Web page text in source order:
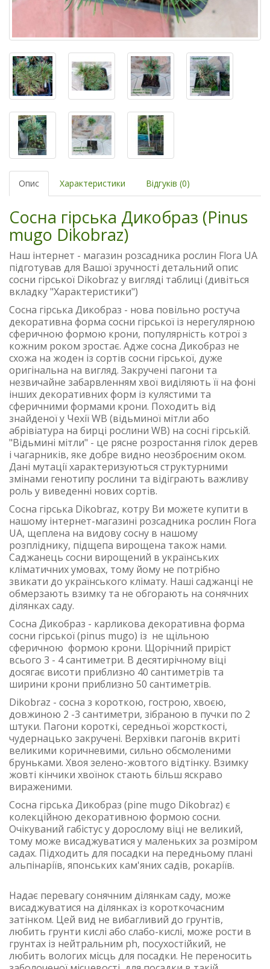
Опис Характеристики Відгуків (0)
Сосна гірська Дикобраз (Pinus
mugo Dikobraz)
Наш інтернет - магазин розсадника рослин Flora UA
підготував для Вашої зручності детальний опис
сосни гірської Dikobraz у вигляді таблиці (дивіться
вкладку "Характеристики")
Сосна гірська Дикобраз - нова повільно ростуча
декоративна форма сосни гірської із нерегулярною
сферичною формою крони, популярність котрої з
кожним роком зростає. Адже сосна Дикобраз не
схожа на жоден із сортів сосни гірської, дуже
оригінальна на вигляд. Закручені пагони та
незвичайне забарвленням хвої виділяють її на фоні
інших декоративних форм із кулястими та
сферичними формами крони. Походить від
знайденої у Чехії WB (відьминої мітли або
абрівіатура на бирці рослини WB) на сосні гірській.
"Відьмині мітли" - це рясне розростання гілок дерев
і чагарників, яке добре видно неозброєним оком.
Дані мутації характеризуються структурними
змінами генотипу рослини та відіграють важливу
роль у виведенні нових сортів.
Сосна гірська Dikobraz, котру Ви можете купити в
нашому інтернет-магазині розсадника рослин Flora
UA, щеплена на видову сосну в нашому
розпліднику, підщепа вирощена також нами.
Саджанець сосни вирощений в українських
кліматичних умовах, тому йому не потрібно
звикати до українського клімату. Наші саджанці не
обмерзають взимку та не обгорають на сонячних
ділянках саду.
Сосна Дикобраз - карликова декоративна форма
сосни гірської (pinus mugo) із не щільною
сферичною формою крони. Щорічний приріст
всього 3 - 4 сантиметри. В десятирічному віці
досягає висоти приблизно 40 сантиметрів та
ширини крони приблизно 50 сантиметрів.
Dikobraz - сосна з короткою, гострою, хвоєю,
довжиною 2 -3 сантиметри, зібраною в пучки по 2
штуки. Пагони короткі, середньої жорсткості,
чудернацько закручені. Верхівки пагонів вкриті
великими коричневими, сильно обсмоленими
бруньками. Хвоя зелено-жовтого відтінку. Взимку
жовті кінчики хвоїнок стають більш яскраво
вираженими.
Сосна гірська Дикобраз (pine mugo Dikobraz) є
колекційною декоративною формою сосни.
Очікуваний габістус у дорослому віці не великий,
тому може висаджуватися у маленьких за розміром
садах. Підходить для посадки на передньому плані
альпінаріїв, японських кам'яних садів, рокаріїв.
Надає перевагу сонячним ділянкам саду, може
висаджуватися на ділянках із короткочасним
затінком. Цей вид не вибагливий до грунтів,
любить грунти кислі або слабо-кислі, може рости в
грунтах із нейтральним ph, посухостійкий, не
любить вологих місць для посадки. Не переносить